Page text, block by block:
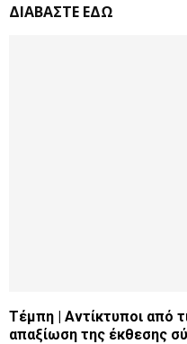
ΔΙΑΒΑΣΤΕ ΕΔΩ
Τέμπη | Αντίκτυποι από
απαξίωση της έκθεσης